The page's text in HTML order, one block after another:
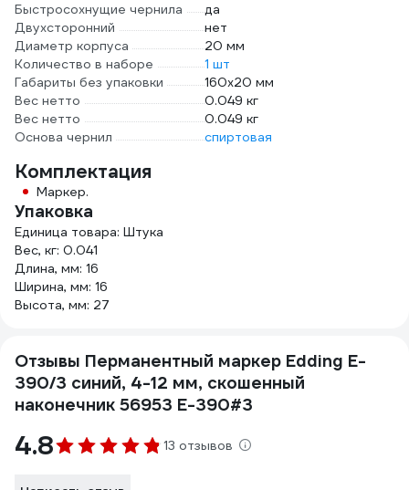
Быстросохнущие чернила
да
Двухсторонний
нет
Диаметр корпуса
20 мм
Количество в наборе
1 шт
Габариты без упаковки
160х20 мм
Вес нетто
0.049 кг
Вес нетто
0.049 кг
Основа чернил
спиртовая
Комплектация
Маркер.
Упаковка
Единица товара: Штука
Вес, кг: 0.041
Длина, мм: 16
Ширина, мм: 16
Высота, мм: 27
Отзывы Перманентный маркер Edding E-
390/3 синий, 4-12 мм, скошенный
наконечник 56953 E-390#3
4.8 13 отзывов